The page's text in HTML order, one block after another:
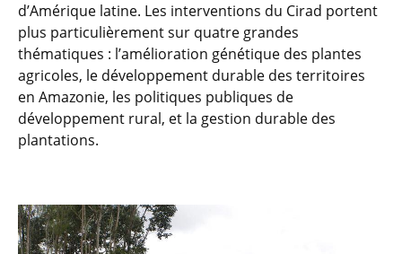
d’Amérique latine. Les interventions du Cirad portent
plus particulièrement sur quatre grandes
thématiques : l’amélioration génétique des plantes
agricoles, le développement durable des territoires
en Amazonie, les politiques publiques de
développement rural, et la gestion durable des
plantations.